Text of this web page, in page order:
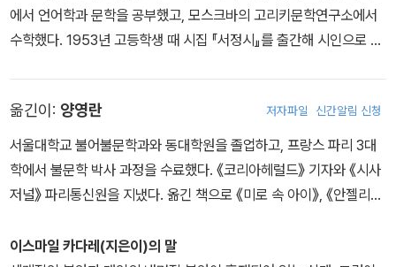
에서 언어학과 문학을 공부했고, 모스크바의 고리키문학연구소에서
수학했다. 1953년 고등학생 때 시집 『서정시』를 출간해 시인으로 데
다 유명하다”라는 찬사를 들었다. 이후 많은 작품을 통해 신화와 전
설, 구전민담 등을 자유롭게 변주하며 암울한 조국의 현실을 우화적
으로 그려내는 자신만의 독특한 문학세계를 구축했다. 몇몇 작품은
출간 금지라는 수난을 겪기도 했지만, 그럼에도 전체주의를 고발하는
비극, 기괴한 웃음을 만들어내며 세계적인 작가로 입지를 굳혔다. 독
재정권이 무너지기 직전 1990년 프랑스로 망명해 지금까지 왕성한
옮긴이: 양영란 저자파일 신간알림 신청
서울대학교 불어불문학과와 동대학원을 졸업하고, 프랑스 파리 3대
학에서 불문학 박사 과정을 수료했다. 《코리아헤럴드》 기자와 《시사
저널》 파리통신원을 지냈다. 옮긴 책으로 《미로 속 아이》, 《안젤리
소설이다》, 《작가들의 비밀스러운 삶》, 《아가씨와 밤》, 《파리의 아파
이스마일 카다레(지은이)의 말